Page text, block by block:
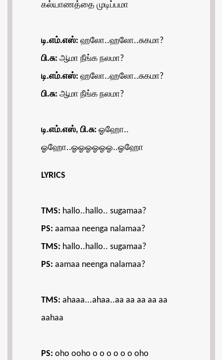
கல்யாணத்தை முடிப்பமா
டி.எம்.எஸ்: ஹலோ..ஹலோ..சுகமா?
பி.சு: ஆமா நீங்க நலமா?
டி.எம்.எஸ்: ஹலோ..ஹலோ..சுகமா?
பி.சு: ஆமா நீங்க நலமா?
டி.எம்.எஸ், பி.சு: ஓஹோ..
ஓஹோ..ஓஓஓஓஓஓ..ஓஹோ
LYRICS
TMS: hallo..hallo.. sugamaa?
PS: aamaa neenga nalamaa?
TMS: hallo..hallo.. sugamaa?
PS: aamaa neenga nalamaa?
TMS: ahaaa...ahaa..aa aa aa aa aa
aahaa
PS: oho ooho o o o o o o oho